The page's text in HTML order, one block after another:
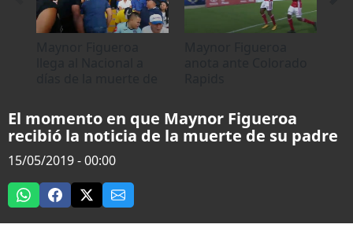
El momento en que Maynor Figueroa
recibió la noticia de la muerte de su padre
15/05/2019 - 00:00